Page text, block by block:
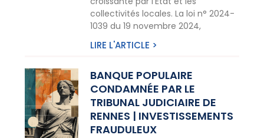
collectivités locales. La loi n° 2024-
1039 du 19 novembre 2024,
LIRE L'ARTICLE >
BANQUE POPULAIRE
CONDAMNÉE PAR LE
TRIBUNAL JUDICIAIRE DE
RENNES | INVESTISSEMENTS
FRAUDULEUX